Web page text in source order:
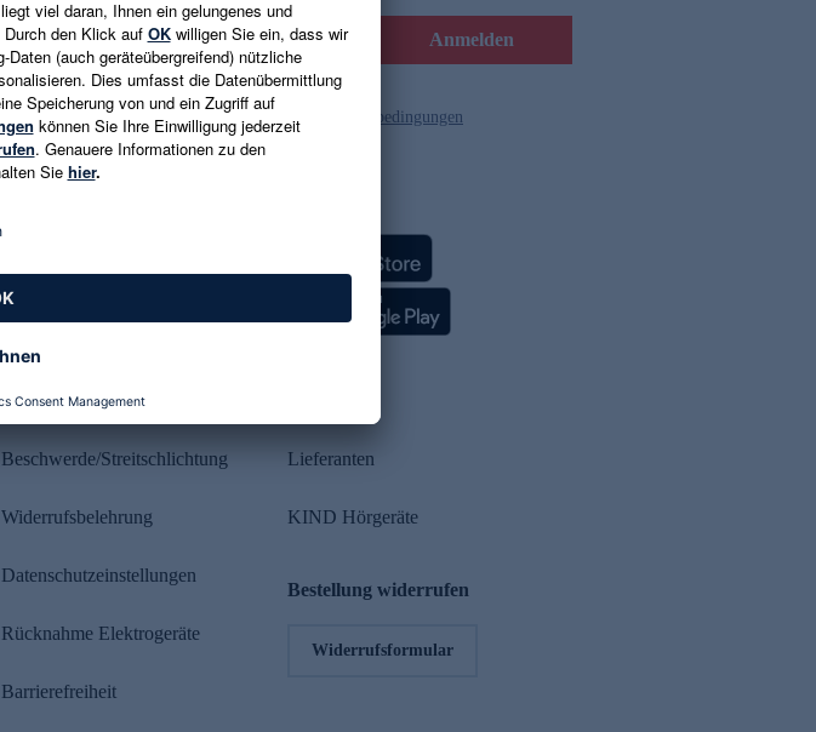
E-Mail-Adresse eingeben Anmelden
Es gelten die Datenschutzrichtlinien und die Gutscheinbedingungen
Rechtliches
Beschwerde/Streitschlichtung
Widerrufsbelehrung
Datenschutzeinstellungen
Rücknahme Elektrogeräte
Barrierefreiheit
Lieferanten
KIND Hörgeräte
Bestellung widerrufen
Widerrufsformular